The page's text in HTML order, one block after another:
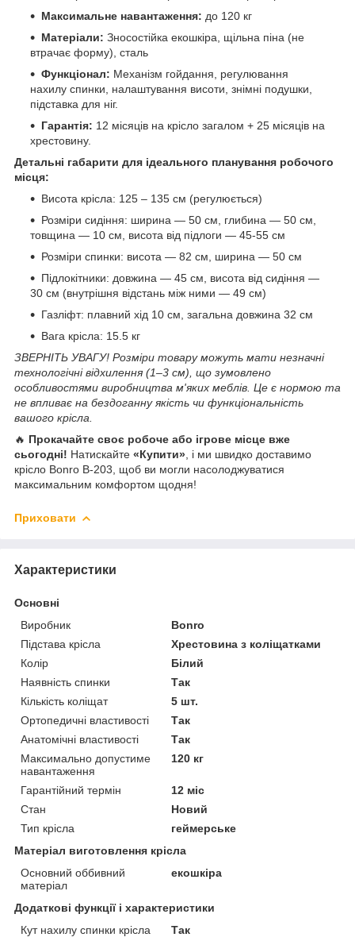
Максимальне навантаження: до 120 кг
Матеріали: Зносостійка екошкіра, щільна піна (не
втрачає форму), сталь
Функціонал: Механізм гойдання, регулювання
нахилу спинки, налаштування висоти, знімні подушки,
підставка для ніг.
Гарантія: 12 місяців на крісло загалом + 25 місяців на
хрестовину.
Детальні габарити для ідеального планування робочого
місця:
Висота крісла: 125 – 135 см (регулюється)
Розміри сидіння: ширина — 50 см, глибина — 50 см,
товщина — 10 см, висота від підлоги — 45-55 см
Розміри спинки: висота — 82 см, ширина — 50 см
Підлокітники: довжина — 45 см, висота від сидіння —
30 см (внутрішня відстань між ними — 49 см)
Газліфт: плавний хід 10 см, загальна довжина 32 см
Вага крісла: 15.5 кг
ЗВЕРНІТЬ УВАГУ! Розміри товару можуть мати незначні
технологічні відхилення (1–3 см), що зумовлено
особливостями виробництва м'яких меблів. Це є нормою та
не впливає на бездоганну якість чи функціональність
вашого крісла.
🔥 Прокачайте своє робоче або ігрове місце вже
сьогодні! Натискайте «Купити» , і ми швидко доставимо
крісло Bonro B-203, щоб ви могли насолоджуватися
максимальним комфортом щодня!
Приховати
Характеристики
Основні
Виробник
Bonro
Підстава крісла
Хрестовина з коліщатками
Колір
Білий
Наявність спинки
Так
Кількість коліщат
5 шт.
Ортопедичні властивості
Так
Анатомічні властивості
Так
Максимально допустиме
навантаження
120 кг
Гарантійний термін
12 міс
Стан
Новий
Тип крісла
геймерське
Матеріал виготовлення крісла
Основний оббивний
матеріал
екошкіра
Додаткові функції і характеристики
Кут нахилу спинки крісла
Так